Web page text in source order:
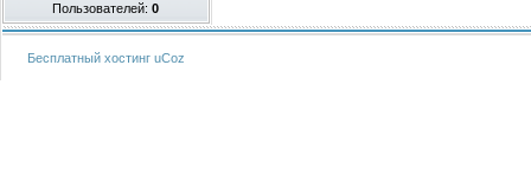
Пользователей:0
Бесплатный хостинг uCoz